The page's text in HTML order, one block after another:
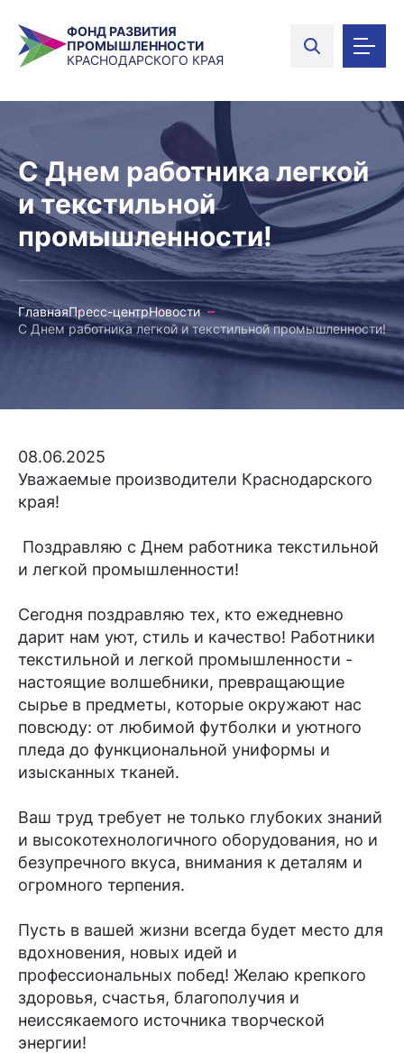
ФОНД РАЗВИТИЯ
ПРОМЫШЛЕННОСТИ
КРАСНОДАРСКОГО КРАЯ
С Днем работника легкой
и текстильной
промышленности!
ГлавнаяПресс-центрНовости
С Днем работника легкой и текстильной промышленности!
08.06.2025
Уважаемые производители Краснодарского
края!
Поздравляю с Днем работника текстильной
и легкой промышленности!
Сегодня поздравляю тех, кто ежедневно
дарит нам уют, стиль и качество! Работники
текстильной и легкой промышленности -
настоящие волшебники, превращающие
сырье в предметы, которые окружают нас
повсюду: от любимой футболки и уютного
пледа до функциональной униформы и
изысканных тканей.
Ваш труд требует не только глубоких знаний
и высокотехнологичного оборудования, но и
безупречного вкуса, внимания к деталям и
огромного терпения.
Пусть в вашей жизни всегда будет место для
вдохновения, новых идей и
профессиональных побед! Желаю крепкого
здоровья, счастья, благополучия и
неиссякаемого источника творческой
энергии!